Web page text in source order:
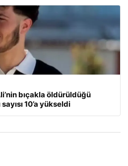
bıçakla öldürüldüğü
10’a yükseldi